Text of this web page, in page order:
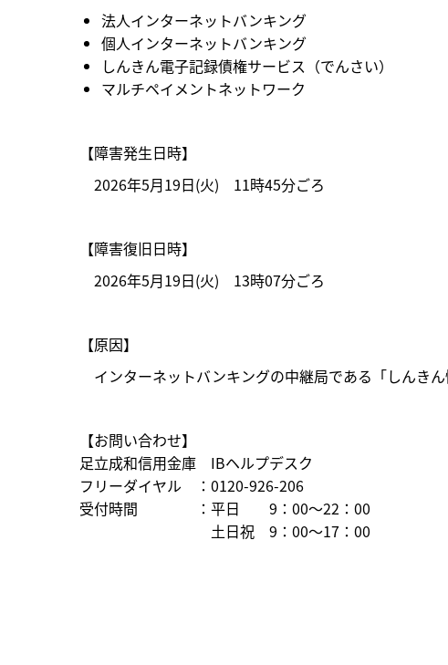
法人インターネットバンキング
個人インターネットバンキング
しんきん電子記録債権サービス（でんさい）
マルチペイメントネットワーク
【障害発生日時】
2026年5月19日(火) 11時45分ごろ
【障害復旧日時】
2026年5月19日(火) 13時07分ごろ
【原因】
インターネットバンキングの中継局である「しんき
【お問い合わせ】
足立成和信用金庫 IBヘルプデスク
フリーダイヤル ：0120-926-206
受付時間 ：平日 9：00～22：00
土日祝 9：00～17：00